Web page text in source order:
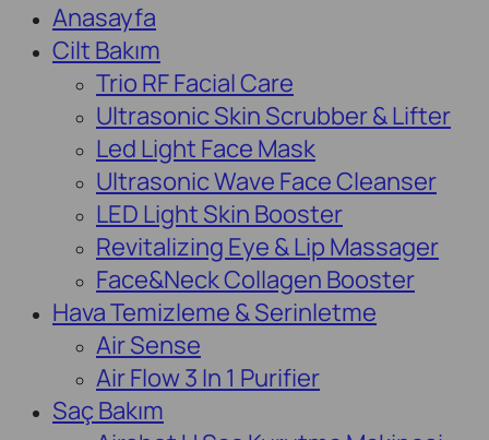
Anasayfa
Cilt Bakım
Trio RF Facial Care
Ultrasonic Skin Scrubber & Lifter
Led Light Face Mask
Ultrasonic Wave Face Cleanser
LED Light Skin Booster
Revitalizing Eye & Lip Massager
Face&Neck Collagen Booster
Hava Temizleme & Serinletme
Air Sense
Air Flow 3 In 1 Purifier
Saç Bakım